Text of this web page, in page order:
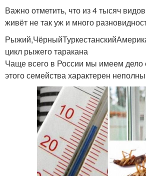
Важно отметить, что из 4 тысяч
живёт не так уж и много
цикл рыжего таракана
Чаще всего в России мы имеем дело
этого семейства характерен